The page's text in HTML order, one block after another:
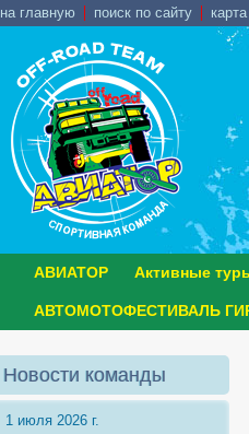
на главную поиск по сайту
АВИАТОР Активные
АВТОМОТОФЕСТИВАЛЬ
Новости команды
1 июля 2026 г.